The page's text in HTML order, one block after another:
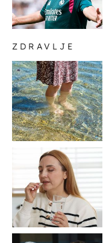
ZDRAVLJE